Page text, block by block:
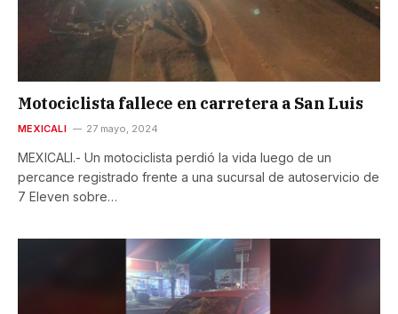
Motociclista fallece en carretera a San Luis
MEXICALI 27 mayo, 2024
MEXICALI.- Un motociclista perdió la vida luego de un
percance registrado frente a una sucursal de autoservicio de
7 Eleven sobre…